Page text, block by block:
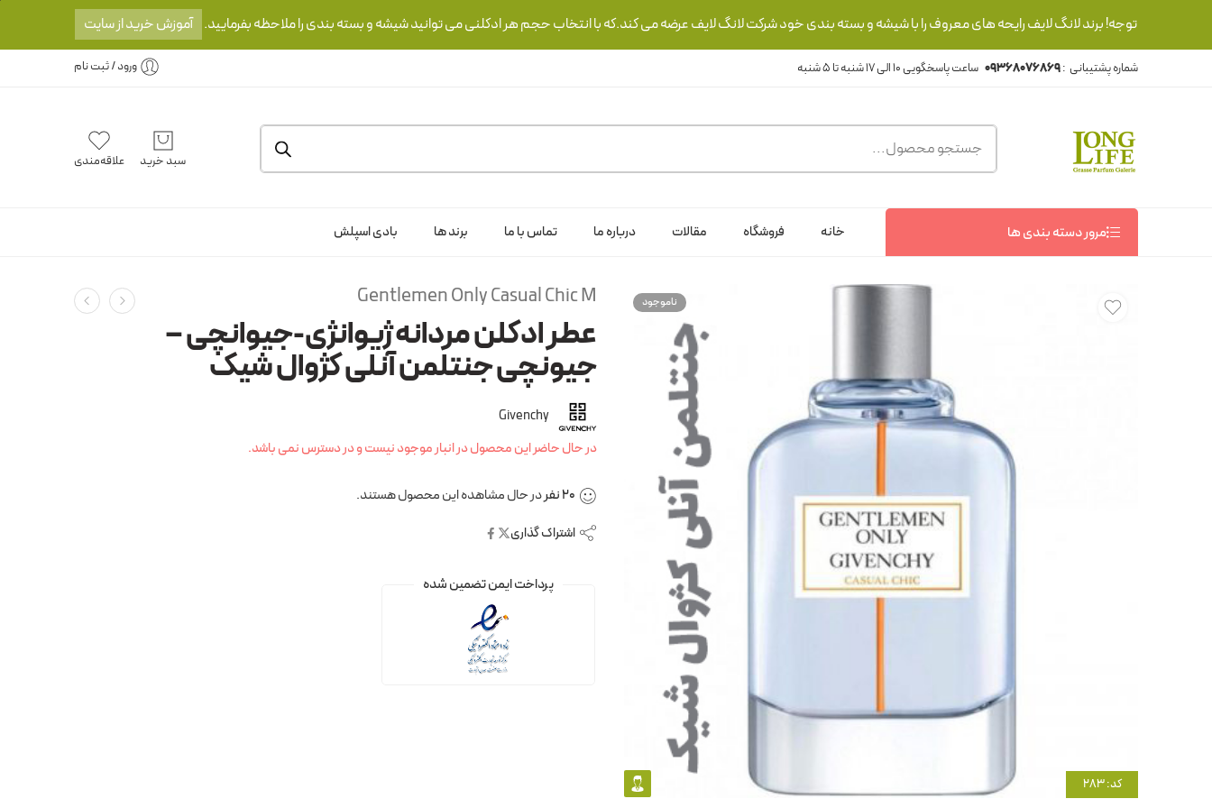
توجه! برند لانگ لایف رایحه های معروف را با شیشه و بسته بندی خود شرکت لانگ لایف عرضه می کند.که با انتخاب حجم هر ادکلنی می توانید شیشه و بسته بندی را ملاحظه بفرمایید. آموزش خرید از سایت
شماره پشتیبانی :09368076869 ورود / ثبت نام
سبد خرید علاقه‌مندی
مرور دسته بندی ها خانه فروشگاه مقالات درباره ما تماس با ما برند ها بادی اسپلش
ناموجود
کد: 283
Gentlemen Only Casual Chic M
عطر ادکلن مردانه ژیوانژی-جیوانچی –
جیونچی جنتلمن آنلی کژوال شیک
Givenchy
در حال حاضر این محصول در انبار موجود نیست و در دسترس نمی باشد.
20نفردر حال مشاهده این محصول هستند.
اشتراک گذاری
پرداخت ایمن تضمین شده